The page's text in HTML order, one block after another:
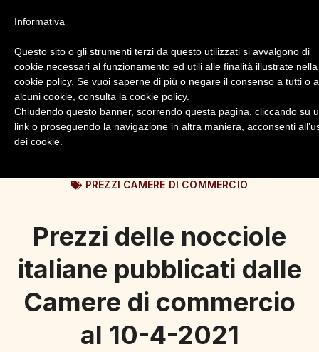
Login Registrazione
PREZZI CAMERE DI COMMERCIO
Prezzi delle nocciole
italiane pubblicati dalle
Camere di commercio
al 10-4-2021
Informativa
Questo sito o gli strumenti terzi da questo utilizzati si avvalgono di
cookie necessari al funzionamento ed utili alle finalità illustrate nella
cookie policy. Se vuoi saperne di più o negare il consenso a tutti o
alcuni cookie, consulta la cookie policy.
Chiudendo questo banner, scorrendo questa pagina, cliccando su
link o proseguendo la navigazione in altra maniera, acconsenti
dei cookie.